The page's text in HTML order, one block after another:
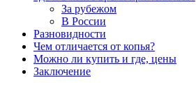
За рубежом
В России
Разновидности
Чем отличается от копья?
Можно ли купить и где, цены
Заключение